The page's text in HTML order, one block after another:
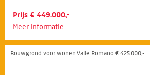
Prijs € 449.000,-
Meer informatie
Bouwgrond voor wonen Valle Romano € 425.000,-